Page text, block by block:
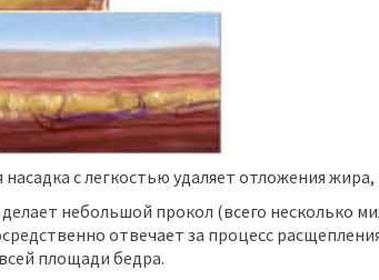
с легкостью удаляет отложения
небольшой прокол (всего несколько
отвечает за процесс
площади бедра.